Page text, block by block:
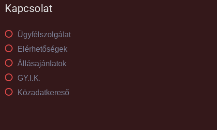
Kapcsolat
Ügyfélszolgálat
Elérhetőségek
Állásajánlatok
GY.I.K.
Közadatkereső